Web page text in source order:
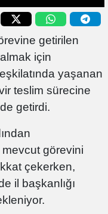
getirilen
için
yaşanan
teslim sürecine
getirdi.
mevcut görevini
çekerken,
il başkanlığı